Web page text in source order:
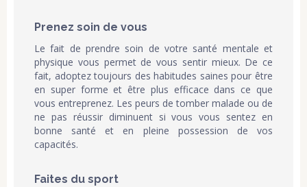
Prenez soin de vous
Le fait de prendre soin de votre santé mentale et
physique vous permet de vous sentir mieux. De ce
fait, adoptez toujours des habitudes saines pour être
en super forme et être plus efficace dans ce que
vous entreprenez. Les peurs de tomber malade ou de
ne pas réussir diminuent si vous vous sentez en
bonne santé et en pleine possession de vos
capacités.
Faites du sport